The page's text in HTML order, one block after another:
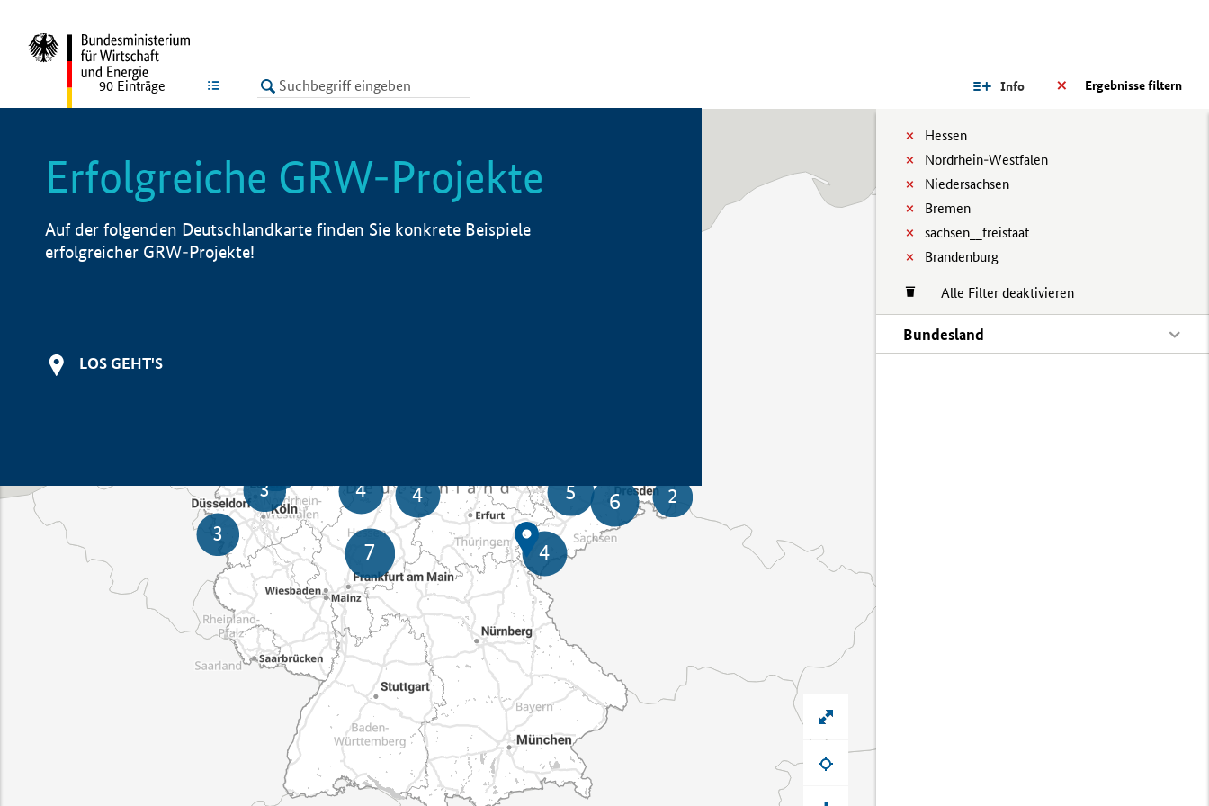
LISTE Ergebnisse filtern
Info
Hessen
Nordrhein-Westfalen
Niedersachsen
Bremen
sachsen__freistaat
Brandenburg
Alle Filter deaktivieren
Bundesland
90 Einträge
Erfolgreiche GRW-Projekte
Auf der folgenden Deutschlandkarte finden Sie konkrete Beispiele
erfolgreicher GRW-Projekte!
LOS GEHT'S